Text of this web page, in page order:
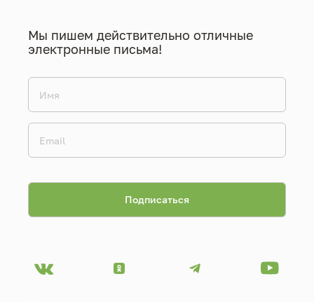
Мы пишем действительно отличные
электронные письма!